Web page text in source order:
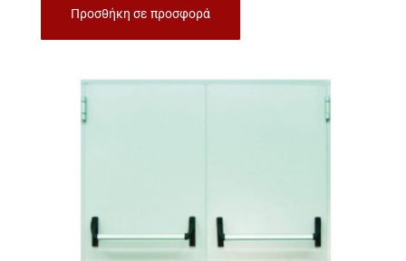
Προσθήκη σε προσφορά